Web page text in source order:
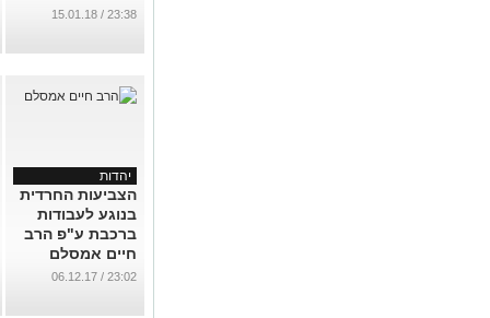
23:38 / 15.01.18
יהדות
הצביעות החרדית
בנוגע לעבודות
ברכבת ע"פ הרב
חיים אמסלם
...
23:02 / 06.12.17